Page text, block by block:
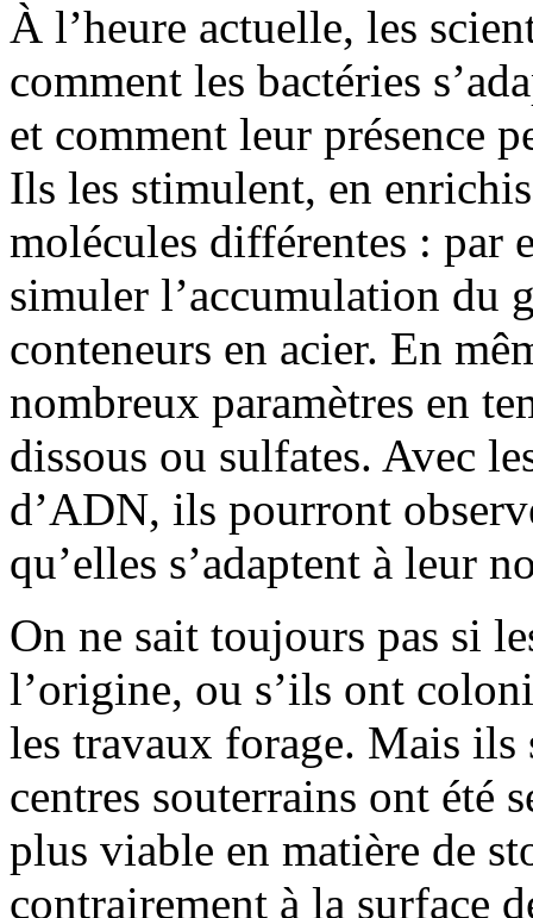
À l’heure actuelle, les
comment les bactéries
et comment leur présence
Ils les stimulent, en
molécules différentes : par
simuler l’accumulation du
conteneurs en acier. En
nombreux paramètres en
dissous ou sulfates. Avec
d’ADN, ils pourront
qu’elles s’adaptent à leur
On ne sait toujours pas si
l’origine, ou s’ils ont
les travaux forage. Mais
centres souterrains ont été
plus viable en matière de
contrairement à la surface